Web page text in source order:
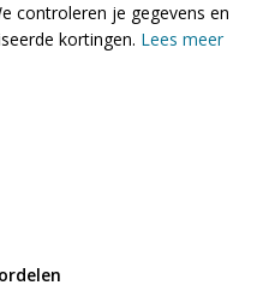
controleren je gegevens en
kortingen. Lees meer